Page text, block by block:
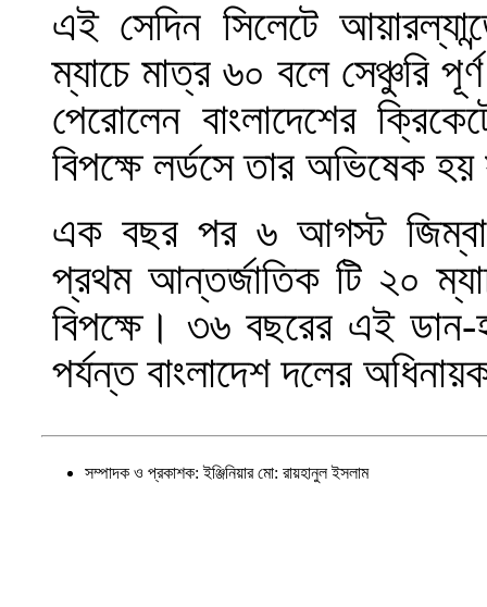
এই সেদিন সিলেটে
ম্যাচে মাত্র ৬০ বলে সেঞ্চুরি
পেরোলেন বাংলাদেশের
বিপক্ষে লর্ডসে তার অভিষেক
এক বছর পর ৬ আগস্ট
প্রথম আন্তর্জাতিক টি ২০
বিপক্ষে। ৩৬ বছরের এই ডান-
পর্যন্ত বাংলাদেশ দলের
সম্পাদক ও প্রকাশক: ইঞ্জিনিয়ার মো: রায়হানুল ইসলাম